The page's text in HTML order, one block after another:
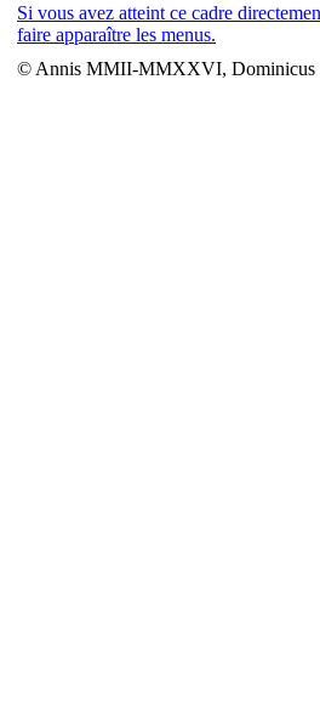
Si vous avez atteint ce cadre
faire apparaître les menus.
© Annis MMII-MMXXVI, Dominicus